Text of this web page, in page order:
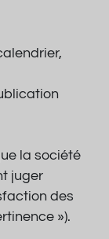
la société
juger
des
»).